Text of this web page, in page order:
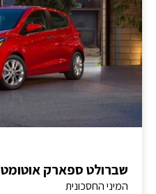
שברולט ספארק אוטומט
המיני החסכונית